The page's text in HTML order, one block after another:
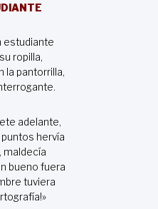
estudiante
ropilla,
la pantorrilla,
adelante,
hervía
maldecía
bueno fuera
tuviera